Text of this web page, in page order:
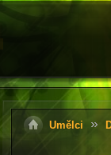
Umělci